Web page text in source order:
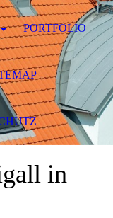
in
PORTFOLIO